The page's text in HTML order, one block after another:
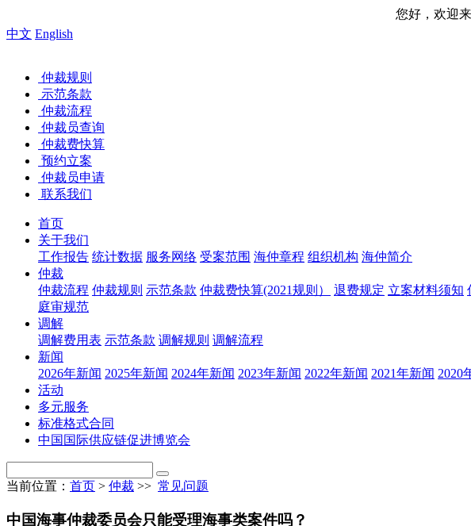
您好，欢迎来到中国海事仲裁
中文 English
仲裁规则
示范条款
仲裁流程
仲裁员查询
仲裁费快算
预约立案
仲裁员申请
联系我们
首页
关于我们
工作报告 统计数据 服务网络 受案范围 海仲章程 组织机构 海仲简介
仲裁
仲裁流程 仲裁规则 示范条款 仲裁费快算(2021规则） 退费规定 立案材料须知
庭审规范
调解
调解费用表 示范条款 调解规则 调解流程
新闻
2026年新闻 2025年新闻 2024年新闻 2023年新闻 2022年新闻 2021年新闻 2020
活动
多元服务
标准格式合同
中国国际供应链促进博览会
当前位置： 首页 > 仲裁 >> 常见问题
中国海事仲裁委员会只能受理海事类案件吗？